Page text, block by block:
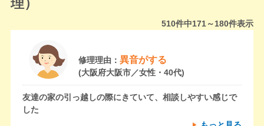
理）
510件中171～180件表示
修理理由： 異音がする
(大阪府大阪市／女性・40代)
友達の家の引っ越しの際にきていて、相談しやすい感じで
した